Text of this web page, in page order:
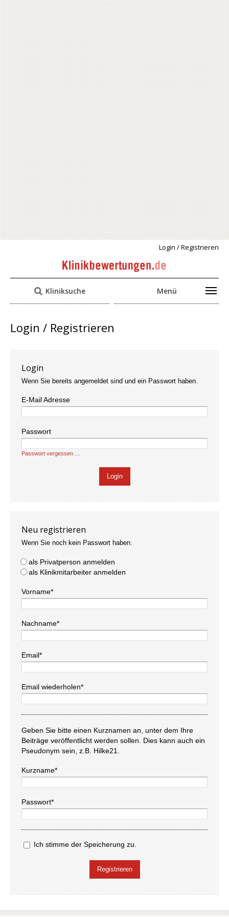
Login / Registrieren
Kliniksuche Menü
Login / Registrieren
Login
Wenn Sie bereits angemeldet sind und ein Passwort haben.
E-Mail Adresse
Passwort
Passwort vergessen …
Neu registrieren
Wenn Sie noch kein Passwort haben.
als Privatperson anmelden
als Klinikmitarbeiter anmelden
Vorname*
Nachname*
Email*
Email wiederholen*
Geben Sie bitte einen Kurznamen an, unter dem Ihre
Beiträge veröffentlicht werden sollen. Dies kann auch ein
Pseudonym sein, z.B. Hilke21.
Kurzname*
Passwort*
Ich stimme der Speicherung zu.